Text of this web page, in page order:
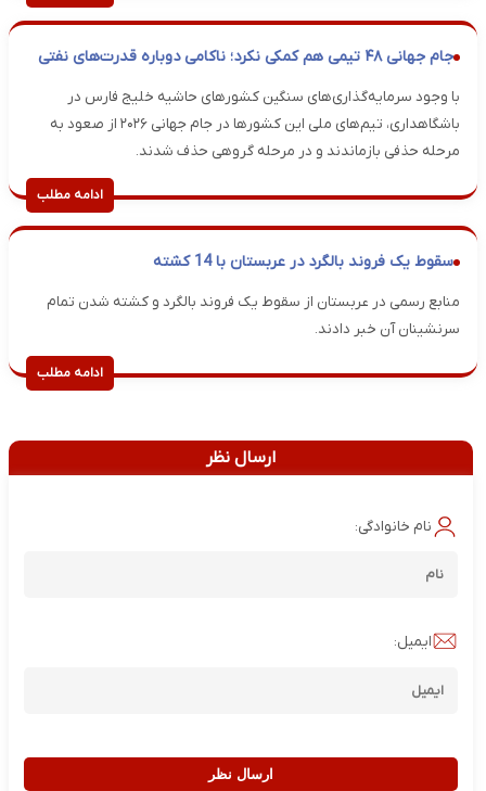
جام جهانی ۴۸ تیمی هم کمکی نکرد؛ ناکامی دوباره قدرت‌های نفتی
با وجود سرمایه‌گذاری‌های سنگین کشورهای حاشیه خلیج فارس در
باشگاهداری، تیم‌های ملی این کشورها در جام جهانی ۲۰۲۶ از صعود به
مرحله حذفی بازماندند و در مرحله گروهی حذف شدند.
ادامه مطلب
سقوط یک فروند بالگرد در عربستان با 14 کشته
منابع رسمی در عربستان از سقوط یک فروند بالگرد و کشته شدن تمام
سرنشینان آن خبر دادند.
ادامه مطلب
ارسال نظر
نام خانوادگی:
ایمیل:
ارسال نظر